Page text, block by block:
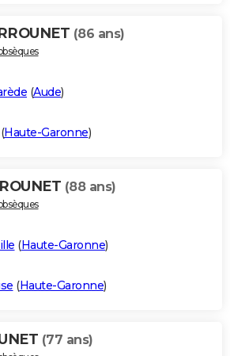
(86 ans)
(Aude)
(Haute-Garonne)
(88 ans)
(Haute-Garonne)
(Haute-Garonne)
(77 ans)